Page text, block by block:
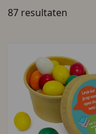
traktatie of een
creatieve
87 resultaten